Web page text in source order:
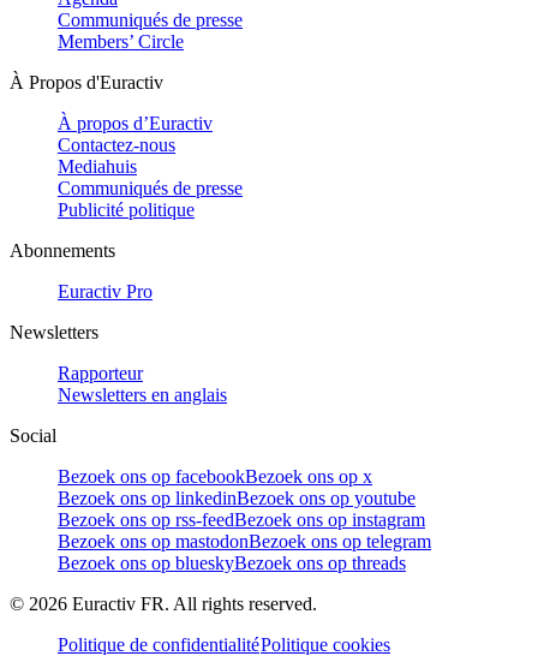
Communiqués de presse
Members’ Circle
À Propos d'Euractiv
À propos d’Euractiv
Contactez-nous
Mediahuis
Communiqués de presse
Publicité politique
Abonnements
Euractiv Pro
Newsletters
Rapporteur
Newsletters en anglais
Social
Bezoek ons op facebookBezoek ons op x
Bezoek ons op linkedinBezoek ons op youtube
Bezoek ons op rss-feedBezoek ons op instagram
Bezoek ons op mastodonBezoek ons op telegram
Bezoek ons op blueskyBezoek ons op threads
© 2026 Euractiv FR. All rights reserved.
Politique de confidentialitéPolitique cookies